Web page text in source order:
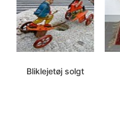
Bliklejetøj solgt